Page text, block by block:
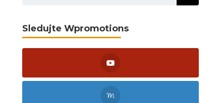
Sledujte Wpromotions